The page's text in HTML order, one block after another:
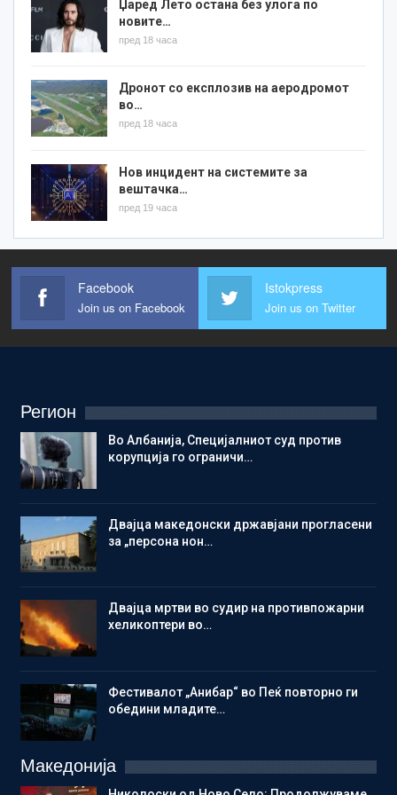
Џаред Лето остана без улога по
новите…
пред 18 часа
Дронот со експлозив на аеродромот
во…
пред 18 часа
Нов инцидент на системите за
вештачка…
пред 19 часа
Facebook
Join us on Facebook
Istokpress
Join us on Twitter
Регион
Во Албанија, Специјалниот суд против
корупција го ограничи…
Двајца македонски државјани прогласени
за „персона нон…
Двајца мртви во судир на противпожарни
хеликоптери во…
Фестивалот „Анибар“ во Пеќ повторно ги
обедини младите…
Македонија